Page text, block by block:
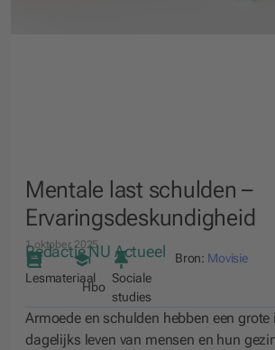
Mentale last schulden –
Ervaringsdeskundigheid
1 oktober 2025
Redactie NU Actueel
Lesmateriaal
Hbo
Sociale
studies
Bron: Movisie
Armoede en schulden hebben een
dagelijks leven van mensen en hun